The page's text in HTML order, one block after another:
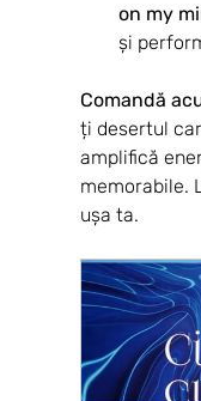
on my
și
Comandă
ți desertul
amplifică
memorabile.
ușa ta.